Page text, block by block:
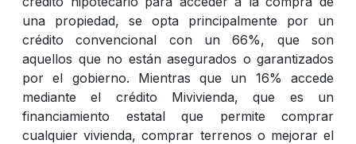
una propiedad, se opta principalmente por un
crédito convencional con un 66%, que son
aquellos que no están asegurados o garantizados
por el gobierno. Mientras que un 16% accede
mediante el crédito Mivivienda, que es un
financiamiento estatal que permite comprar
cualquier vivienda, comprar terrenos o mejorar el